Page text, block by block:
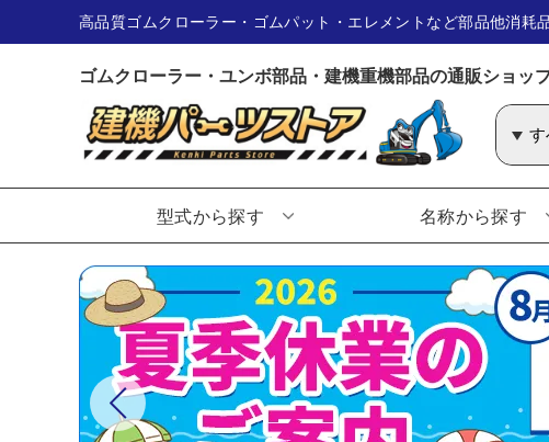
高品質ゴムクローラー・ゴムパット・エレメントなど部品他消耗
ゴムクローラー・ユンボ部品・建機重機部品の通販ショッ
型式から探す 名称から探す